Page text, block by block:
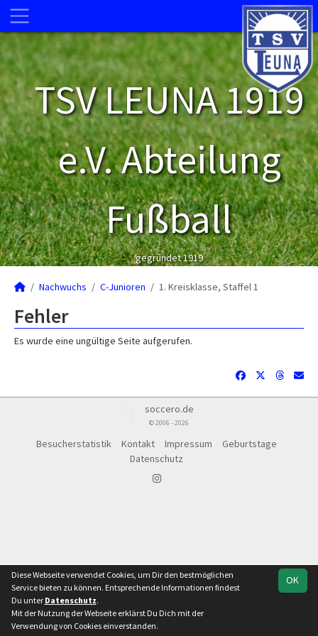
TSV LEUNA 1919
e.V. Abteilung
Fußball
gegründet 1919
Nachwuchs C-Junioren 1. Kreisklasse, Staffel 1
Team
1. Kreisklasse,
Staffel 1
Spielplan
Fehler
Es wurde eine ungültige Seite aufgerufen.
soccero.de
© 2006 - 2026
Besucherstatistik Kontakt Impressum
Geburtstage
Datenschutz
OK
Diese Webseite verwendet Cookies, um Dir den bestmöglichen
Service bieten zu können. Entsprechende Informationen findest
Du unter Datenschutz.
Mit der Nutzung der Webseite erklärst Du Dich mit der
Verwendung von Cookies einverstanden.